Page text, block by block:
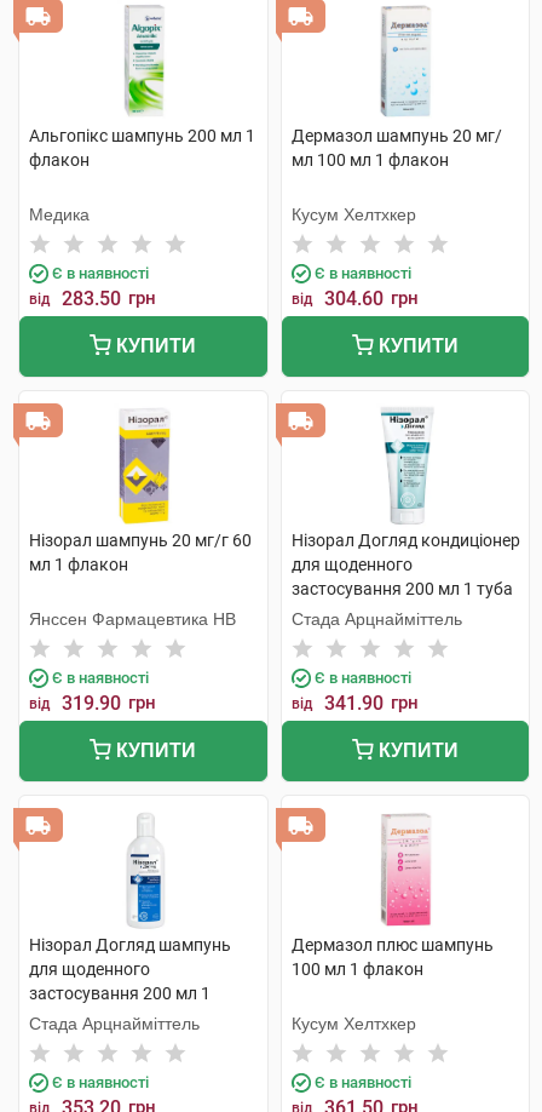
Альгопікс шампунь 200 мл 1
флакон
Медика
Є в наявності
від 283.50 грн
КУПИТИ
Дермазол шампунь 20 мг/
мл 100 мл 1 флакон
Кусум Хелтхкер
Є в наявності
від 304.60 грн
КУПИТИ
Нізорал шампунь 20 мг/г 60
мл 1 флакон
Янссен Фармацевтика НВ
Є в наявності
від 319.90 грн
КУПИТИ
Нізорал Догляд кондиціонер
для щоденного
застосування 200 мл 1 туба
Стада Арцнайміттель
Є в наявності
від 341.90 грн
КУПИТИ
Нізорал Догляд шампунь
для щоденного
застосування 200 мл 1
флакон
Стада Арцнайміттель
Є в наявності
від грн
Дермазол плюс шампунь
100 мл 1 флакон
Кусум Хелтхкер
Є в наявності
від грн